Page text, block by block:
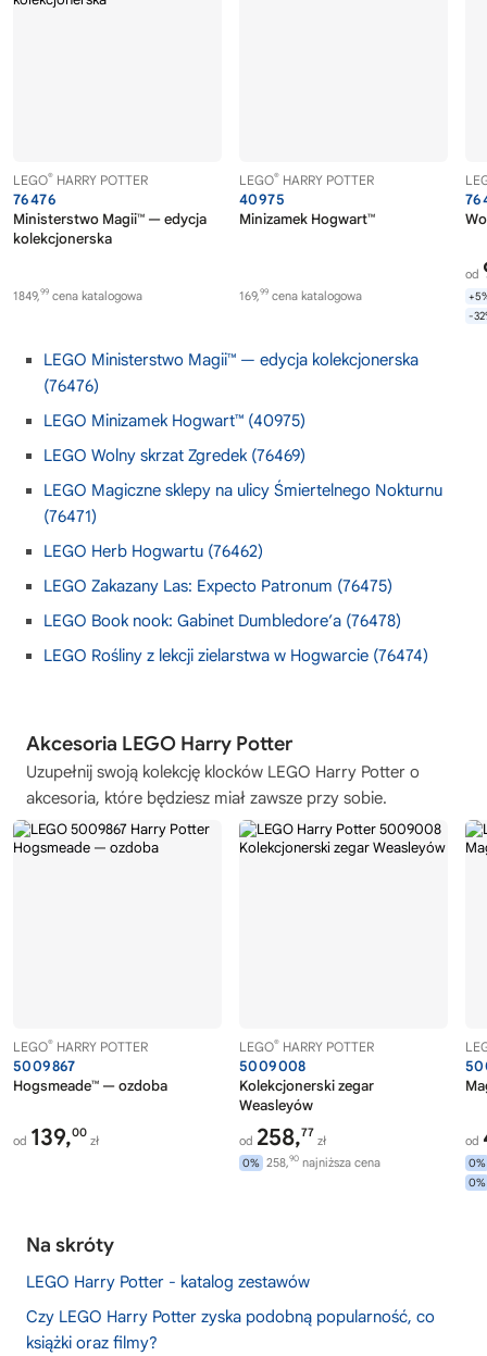
LEGO® HARRY POTTER
76476
Ministerstwo Magii™ — edycja
kolekcjonerska
1849,99 cena katalogowa
LEGO® HARRY POTTER
40975
Minizamek Hogwart™
169,99 cena katalogowa
od
-
LEGO Ministerstwo Magii™ — edycja kolekcjonerska
(76476)
LEGO Minizamek Hogwart™ (40975)
LEGO Wolny skrzat Zgredek (76469)
LEGO Magiczne sklepy na ulicy Śmiertelnego Nokturnu
(76471)
LEGO Herb Hogwartu (76462)
LEGO Zakazany Las: Expecto Patronum (76475)
LEGO Book nook: Gabinet Dumbledore’a (76478)
LEGO Rośliny z lekcji zielarstwa w Hogwarcie (76474)
Akcesoria LEGO Harry Potter
Uzupełnij swoją kolekcję klocków LEGO Harry Potter o
akcesoria, które będziesz miał zawsze przy sobie.
LEGO® HARRY POTTER
5009867
Hogsmeade™ — ozdoba
od 139,00
zł
LEGO® HARRY POTTER
5009008
Kolekcjonerski zegar
Weasleyów
od 258,77
zł
0% 258,90 najniższa cena
od
0%
0%
Na skróty
LEGO Harry Potter - katalog zestawów
Czy LEGO Harry Potter zyska podobną popularność, co
książki oraz filmy?